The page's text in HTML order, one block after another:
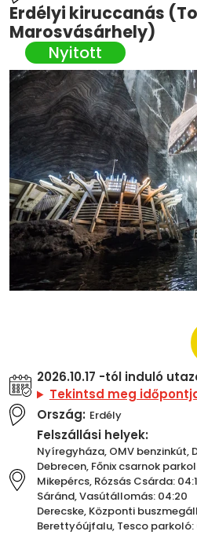
Erdélyi kiruccanás
Marosvásárhely)
2026.10.17 -tól induló
Tekintsd meg
Ország: Erdély
Felszállási helyek:
Nyíregyháza, OMV benzinkút,
Debrecen, Főnix csarnok
Mikepércs, Rózsás Csárda:
Sáránd, Vasútállomás: 04:20
Derecske, Központi
Berettyóújfalu, Tesco parkoló: